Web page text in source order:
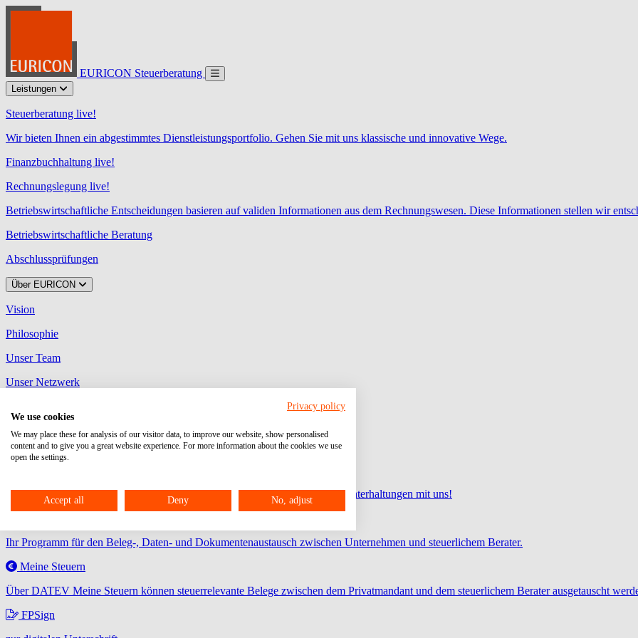
EURICON Steuerberatung
Leistungen
Steuerberatung live!
Wir bieten Ihnen ein abgestimmtes Dienstleistungsportfolio. Gehen Sie mit uns klassische und innovative Wege.
Finanzbuchhaltung live!
Rechnungslegung live!
Betriebswirtschaftliche Entscheidungen basieren auf validen Informationen aus dem Rechnungswesen. Diese Informationen stellen wir
Betriebswirtschaftliche Beratung
Abschlussprüfungen
Über EURICON
Vision
Philosophie
Unser Team
Unser Netzwerk
Aktuelles Karriere Veranstaltungen Kontakt
myEURICON
Ihre Plattform zum Austausch von Dokumenten, Aufgaben, Freigaben und Unterhaltungen mit uns!
Ihr Programm für den Beleg-, Daten- und Dokumentenaustausch zwischen Unternehmen und steuerlichem Berater.
Meine Steuern
Über DATEV Meine Steuern können steuerrelevante Belege zwischen dem Privatmandant und dem steuerlichem Berater ausgetauscht
FPSign
Privacy policy
We use cookies
We may place these for analysis of our visitor data, to improve our website, show personalised
content and to give you a great website experience. For more information about the cookies we use
open the settings.
Accept all Deny No, adjust